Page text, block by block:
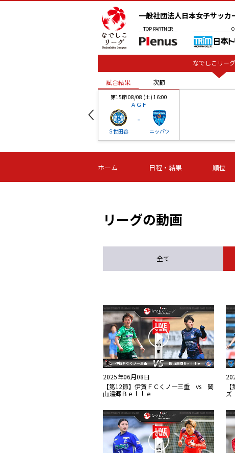
一般社団法人日本女子サッカ
TOP PARTNER
なでしこリー
試合結果 次節
第15節 08/08 (土) 16:00
ＡＧＦ
Ｓ世田谷
-
ニッパツ
-
第16節 09/05 (土) 15:00
ニッパツ
-
第16節 09/05 (土)
石人の星
-
試合結果 次節
ホーム 日程・結果 順位
リーグの動画
全て
2025年06月08日
【第12節】伊賀ＦＣくノ一三重 vs 岡
山湯郷Ｂｅｌｌｅ
ズ